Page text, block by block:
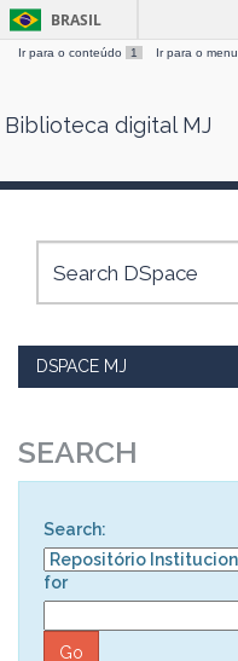
Skip
BRASIL
Ir para o conteúdo 1 Ir para o menu
Biblioteca digital MJ
DSPACE MJ
SEARCH
Search:
for